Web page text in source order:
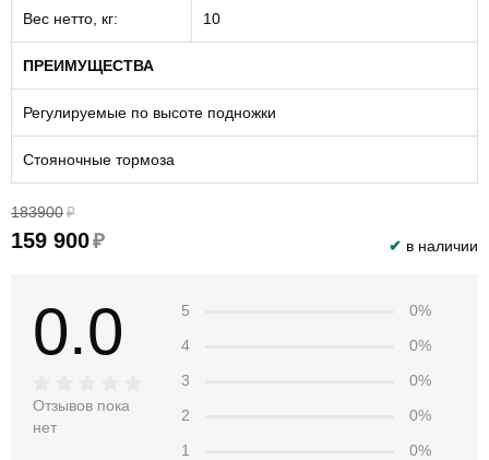
Вес нетто, кг: 10
ПРЕИМУЩЕСТВА
Регулируемые по высоте подножки
Стояночные тормоза
183900 ₽
159 900₽ ✔ в наличии
0.0
Отзывов пока
нет
5
0%
4
0%
3
0%
2
0%
1
0%